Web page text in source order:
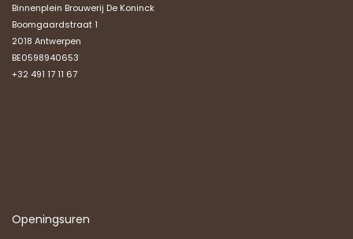
Binnenplein Brouwerij De Koninck
Boomgaardstraat 1
2018 Antwerpen
BE0598940653
+32 491 17 11 67
Openingsuren